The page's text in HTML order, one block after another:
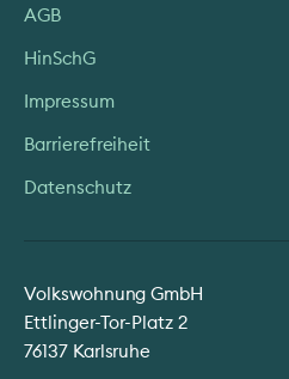
Volkswohnung GmbH
Ettlinger-Tor-Platz 2
76137 Karlsruhe
AGB
HinSchG
Impressum
Barrierefreiheit
Datenschutz